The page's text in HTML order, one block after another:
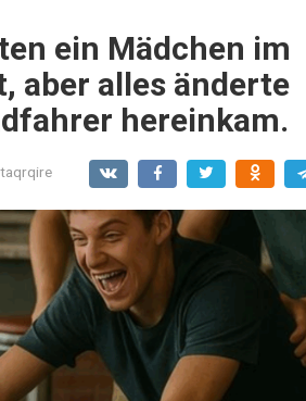
ein Mädchen im
aber alles änderte
hereinkam.